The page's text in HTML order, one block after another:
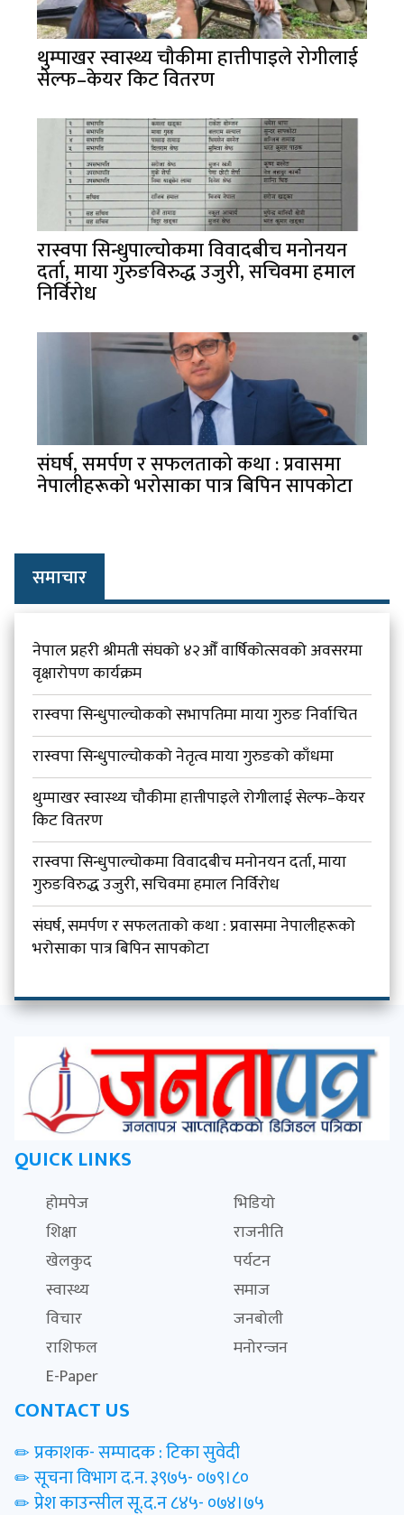
थुम्पाखर स्वास्थ्य चौकीमा हात्तीपाइले रोगीलाई
सेल्फ–केयर किट वितरण
रास्वपा सिन्धुपाल्चोकमा विवादबीच मनोनयन
दर्ता, माया गुरुङविरुद्ध उजुरी, सचिवमा हमाल
निर्विरोध
संघर्ष, समर्पण र सफलताको कथा : प्रवासमा
नेपालीहरूको भरोसाका पात्र बिपिन सापकोटा
समाचार
नेपाल प्रहरी श्रीमती संघको ४२औँ वार्षिकोत्सवको अवसरमा
वृक्षारोपण कार्यक्रम
रास्वपा सिन्धुपाल्चोकको सभापतिमा माया गुरुङ निर्वाचित
रास्वपा सिन्धुपाल्चोकको नेतृत्व माया गुरुङको काँधमा
थुम्पाखर स्वास्थ्य चौकीमा हात्तीपाइले रोगीलाई सेल्फ–केयर
किट वितरण
रास्वपा सिन्धुपाल्चोकमा विवादबीच मनोनयन दर्ता, माया
गुरुङविरुद्ध उजुरी, सचिवमा हमाल निर्विरोध
संघर्ष, समर्पण र सफलताको कथा : प्रवासमा नेपालीहरूको
भरोसाका पात्र बिपिन सापकोटा
QUICK LINKS
होमपेज
भिडियो
शिक्षा
राजनीति
खेलकुद
पर्यटन
स्वास्थ्य
समाज
विचार
जनबोली
राशिफल
मनोरन्जन
E-Paper
CONTACT US
प्रकाशक- सम्पादक : टिका सुवेदी
सूचना विभाग द.न. ३९७५- ०७९।८०
प्रेश काउन्सील सू.द.न ८४५- ०७४।७५